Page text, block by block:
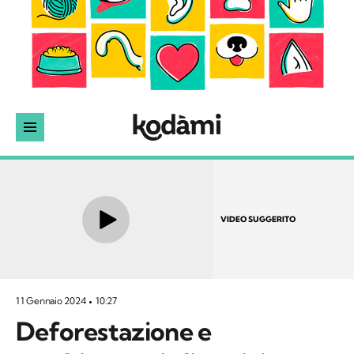
VIDEO SUGGERITO
11 Gennaio 2024 10:27
Deforestazione e